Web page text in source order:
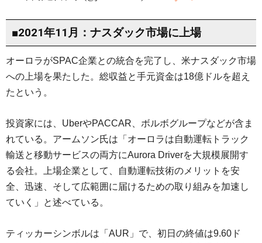
■2021年11月：ナスダック市場に上場
オーロラがSPAC企業との統合を完了し、米ナスダック市場
への上場を果たした。総収益と手元資金は18億ドルを超え
たという。
投資家には、UberやPACCAR、ボルボグループなどが含ま
れている。アームソン氏は「オーロラは自動運転トラック
輸送と移動サービスの両方にAurora Driverを大規模展開す
る会社。上場企業として、自動運転技術のメリットを安
全、迅速、そして広範囲に届けるための取り組みを加速し
ていく」と述べている。
ティッカーシンボルは「AUR」で、初日の終値は9.60ド